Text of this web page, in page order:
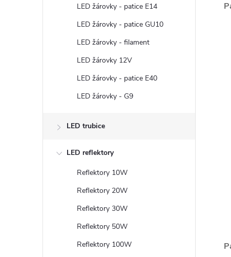
LED žárovky - patice E14
LED žárovky - patice GU10
LED žárovky - filament
LED žárovky 12V
LED žárovky - patice E40
LED žárovky - G9
LED trubice
LED reflektory
Reflektory 10W
Reflektory 20W
Reflektory 30W
Reflektory 50W
Reflektory 100W